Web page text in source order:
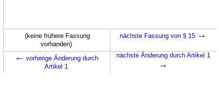
(keine frühere Fassung
vorhanden)
nächste Fassung von § 15 →
← vorherige Änderung durch
Artikel 1
nächste Änderung durch Artikel 1
→